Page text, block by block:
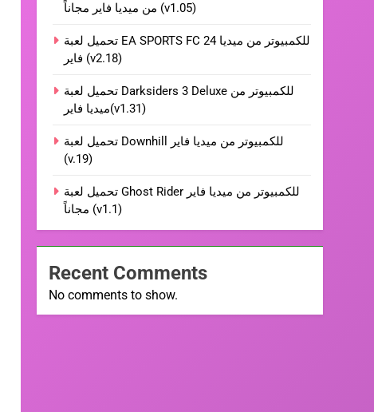
من ميديا فاير مجاناً (v1.05)
تحميل لعبة EA SPORTS FC 24 للكمبيوتر من ميديا
فاير (v2.18)
تحميل لعبة Darksiders 3 Deluxe للكمبيوتر من
ميديا فاير(v1.31)
تحميل لعبة Downhill للكمبيوتر من ميديا فاير
(v.19)
تحميل لعبة Ghost Rider للكمبيوتر من ميديا فاير
مجاناً (v1.1)
Recent Comments
No comments to show.